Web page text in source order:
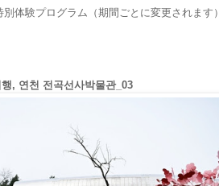
別体験プログラム（期間ごとに変更されます）
, 연천 전곡선사박물관_03